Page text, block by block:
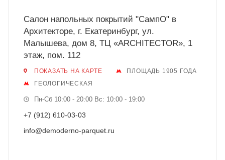
Салон напольных покрытий "СампО" в
Архитекторе, г. Екатеринбург, ул.
Малышева, дом 8, ТЦ «ARCHITECTOR», 1
этаж, пом. 112
ПОКАЗАТЬ НА КАРТЕ
ПЛОЩАДЬ 1905 ГОДА
ГЕОЛОГИЧЕСКАЯ
Пн-Сб 10:00 - 20:00 Вс: 10:00 - 19:00
+7 (912) 610-03-03
info@demoderno-parquet.ru